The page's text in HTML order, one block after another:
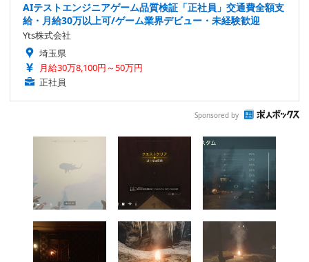
AIテストエンジニアゲーム品質検証「正社員」交通費全額支
給・月給30万以上可/ゲーム業界デビュー・未経験歓迎
Yts株式会社
埼玉県
月給30万8,100円～50万円
正社員
Sponsored by